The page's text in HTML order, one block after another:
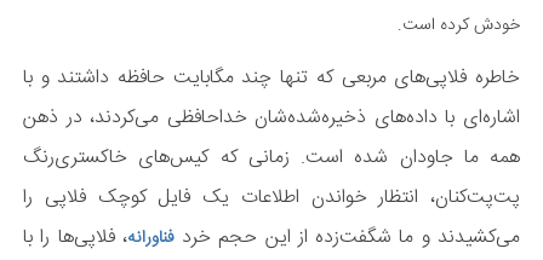
خودش کرده است.
خاطره فلاپی‌های مربعی که تنها چند مگابایت حافظه داشتند و با
اشاره‌ای با داده‌های ذخیره‌شده‌شان خداحافظی می‌کردند، در ذهن
همه ما جاودان شده است. زمانی که کیس‌های خاکستری‌رنگ
پت‌پت‌کنان، انتظار خواندن اطلاعات یک فایل کوچک فلاپی را
می‌کشیدند و ما شگفت‌زده از این حجم خردفناورانه، فلاپی‌ها را با